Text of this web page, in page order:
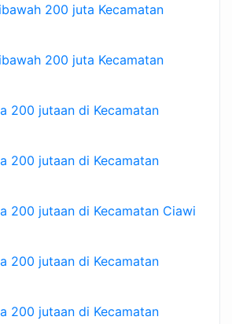
200 juta Kecamatan
200 juta Kecamatan
200 jutaan di Kecamatan
200 jutaan di Kecamatan
200 jutaan di Kecamatan Ciawi
200 jutaan di Kecamatan
200 jutaan di Kecamatan